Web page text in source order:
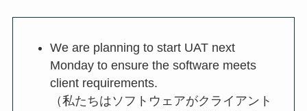
We are planning to start UAT next
Monday to ensure the software meets
client requirements.
（私たちはソフトウェアがクライアント